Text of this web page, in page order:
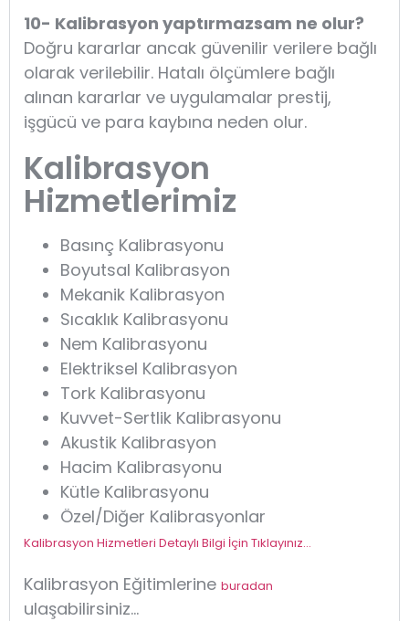
10- Kalibrasyon yaptırmazsam ne olur?
Doğru kararlar ancak güvenilir verilere bağlı
olarak verilebilir. Hatalı ölçümlere bağlı
alınan kararlar ve uygulamalar prestij,
işgücü ve para kaybına neden olur.
Kalibrasyon
Hizmetlerimiz
Basınç Kalibrasyonu
Boyutsal Kalibrasyon
Mekanik Kalibrasyon
Sıcaklık Kalibrasyonu
Nem Kalibrasyonu
Elektriksel Kalibrasyon
Tork Kalibrasyonu
Kuvvet-Sertlik Kalibrasyonu
Akustik Kalibrasyon
Hacim Kalibrasyonu
Kütle Kalibrasyonu
Özel/Diğer Kalibrasyonlar
Kalibrasyon Hizmetleri Detaylı Bilgi İçin Tıklayınız…
Kalibrasyon Eğitimlerine buradan
ulaşabilirsiniz…